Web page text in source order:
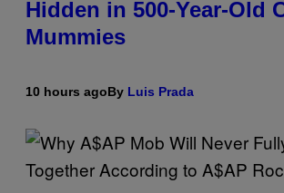
Hidden in 500-Year-Old
Mummies
10 hours agoBy Luis Prada